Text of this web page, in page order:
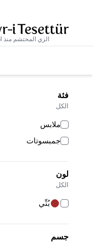
الزي المحتشم منذ 2014l
فئة
الكل
ملابس
جمبسوتات
لون
الكل
بُنِّي
جسم